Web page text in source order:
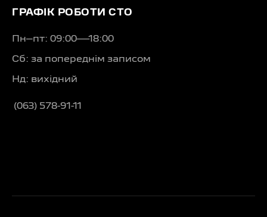
ГРАФІК РОБОТИ СТО
Пн–пт: 09:00—18:00
Сб: за попереднім записом
Нд: вихідний
(063) 578-91-11